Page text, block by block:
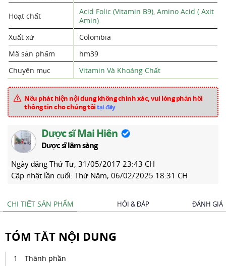
Hoạt chất Acid Folic (Vitamin B9), Amino Acid ( Axit
Amin)
Xuất xứ
Colombia
Mã sản phẩm
hm39
Chuyên mục
Vitamin Và Khoáng Chất
Nếu phát hiện nội dung không chính xác, vui lòng phản hồi
thông tin cho chúng tôitại đây
Dược sĩ Mai Hiên
Dược sĩ lâm sàng
Ngày đăng Thứ Tư, 31/05/2017 23:43 CH
Cập nhật lần cuối: Thứ Năm, 06/02/2025 18:31 CH
CHI TIẾT SẢN PHẨM HỎI & ĐÁP ĐÁNH GIÁ
TÓM TẮT NỘI DUNG
Thành phần